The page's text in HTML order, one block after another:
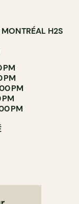
H2S
PM
PM
PM
PM
PM